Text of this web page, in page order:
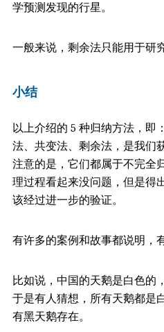
学预测发现的行星。
一般来说，剩余法只能用于研
小结
以上介绍的 5 种归纳方法，即
法、共变法、剩余法，是我们
注意的是，它们都属于不完全
理过程看起来没问题，但是得
该经过进一步的验证。
有许多的案例和故事都说明，
比如说，中国的天鹅是白色的
于是有人猜想，所有天鹅都是
有黑天鹅存在。